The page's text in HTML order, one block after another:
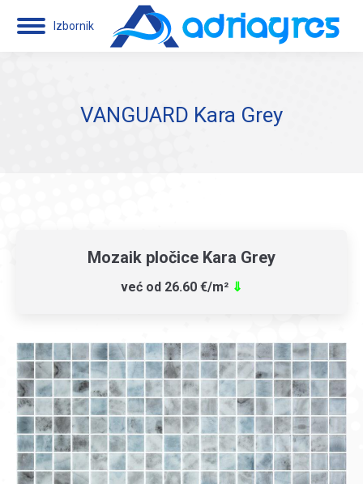
Izbornik
VANGUARD Kara Grey
Mozaik pločice Kara Grey
već od 26.60 €/m² ⇓